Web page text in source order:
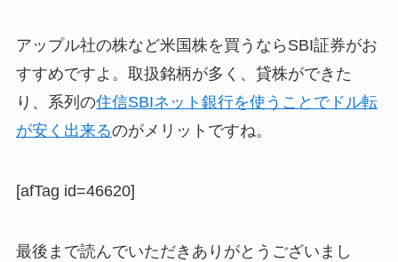
アップル社の株など米国株を買うならSBI証券がお
すすめですよ。取扱銘柄が多く、貸株ができた
り、系列の住信SBIネット銀行を使うことでドル転
が安く出来るのがメリットですね。
[afTag id=46620]
最後まで読んでいただきありがとうございまし